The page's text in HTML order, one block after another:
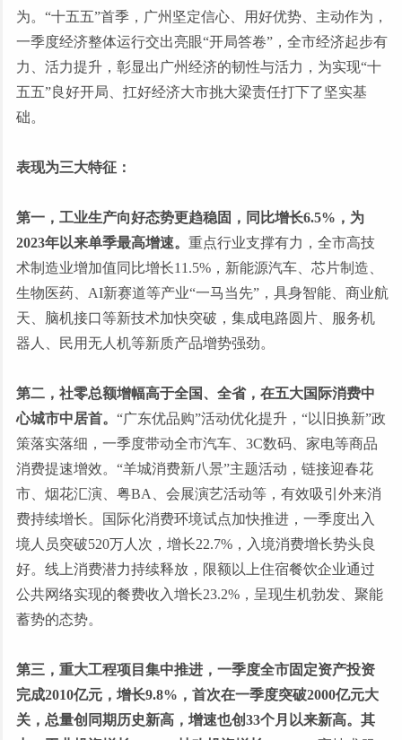
为。“十五五”首季，广州坚定信心、用好优势、主动作为，
一季度经济整体运行交出亮眼“开局答卷”，全市经济起步有
力、活力提升，彰显出广州经济的韧性与活力，为实现“十
五五”良好开局、扛好经济大市挑大梁责任打下了坚实基
础。
表现为三大特征：
第一，工业生产向好态势更趋稳固，同比增长6.5%，为
2023年以来单季最高增速。 重点行业支撑有力，全市高技
术制造业增加值同比增长11.5%，新能源汽车、芯片制造、
生物医药、AI新赛道等产业“一马当先”，具身智能、商业航
天、脑机接口等新技术加快突破，集成电路圆片、服务机
器人、民用无人机等新质产品增势强劲。
第二，社零总额增幅高于全国、全省，在五大国际消费中
心城市中居首。 “广东优品购”活动优化提升，“以旧换新”政
策落实落细，一季度带动全市汽车、3C数码、家电等商品
消费提速增效。“羊城消费新八景”主题活动，链接迎春花
市、烟花汇演、粤BA、会展演艺活动等，有效吸引外来消
费持续增长。国际化消费环境试点加快推进，一季度出入
境人员突破520万人次，增长22.7%，入境消费增长势头良
好。线上消费潜力持续释放，限额以上住宿餐饮企业通过
公共网络实现的餐费收入增长23.2%，呈现生机勃发、聚能
蓄势的态势。
第三，重大工程项目集中推进，一季度全市固定资产投资
完成2010亿元，增长9.8%，首次在一季度突破2000亿元大
关，总量创同期历史新高，增速也创33个月以来新高。其